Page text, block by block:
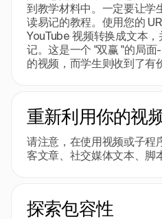
到教学材料中。一定要让学
读易记的教程。使用您的
YouTube 视频转换成文本
记。这是一个 "双赢 "的局
的视频，而学生则收到了有
重新利用你的视
请注意，在使用视频或子程
客文章、社交媒体文本、脚
探索包容性